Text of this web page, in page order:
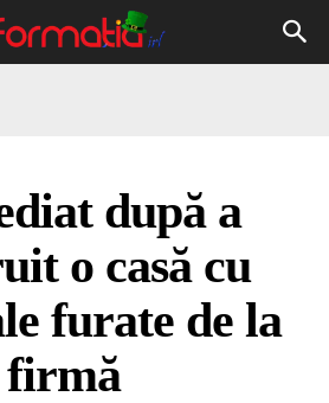
după a
o casă cu
furate de la
firmă